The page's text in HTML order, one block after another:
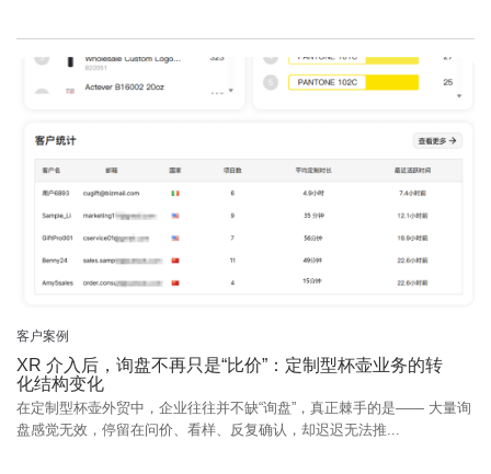
客户案例
XR 介入后，询盘不再只是“比价”：定制型杯壶业务的转
化结构变化
在定制型杯壶外贸中，企业往往并不缺“询盘”，真正棘手的是—— 大量询
盘感觉无效，停留在问价、看样、反复确认，却迟迟无法推...